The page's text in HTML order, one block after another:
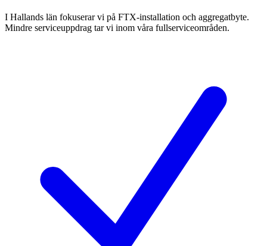
I Hallands län fokuserar vi på FTX-installation och aggregatbyte.
Mindre serviceuppdrag tar vi inom våra fullserviceområden.